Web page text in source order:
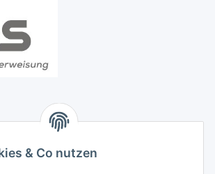
& Co nutzen